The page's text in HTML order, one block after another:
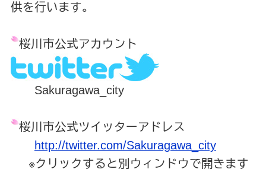
供を行います。
桜川市公式アカウント
Sakuragawa_city
桜川市公式ツイッターアドレス
http://twitter.com/Sakuragawa_city
※クリックすると別ウィンドウで開きます